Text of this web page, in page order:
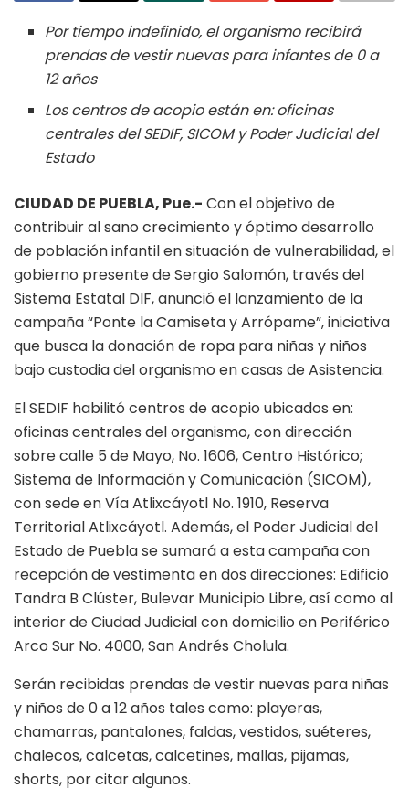
Por tiempo indefinido, el organismo recibirá
prendas de vestir nuevas para infantes de 0 a
12 años
Los centros de acopio están en: oficinas
centrales del SEDIF, SICOM y Poder Judicial del
Estado
CIUDAD DE PUEBLA, Pue.- Con el objetivo de
contribuir al sano crecimiento y óptimo desarrollo
de población infantil en situación de vulnerabilidad, el
gobierno presente de Sergio Salomón, través del
Sistema Estatal DIF, anunció el lanzamiento de la
campaña “Ponte la Camiseta y Arrópame”, iniciativa
que busca la donación de ropa para niñas y niños
bajo custodia del organismo en casas de Asistencia.
El SEDIF habilitó centros de acopio ubicados en:
oficinas centrales del organismo, con dirección
sobre calle 5 de Mayo, No. 1606, Centro Histórico;
Sistema de Información y Comunicación (SICOM),
con sede en Vía Atlixcáyotl No. 1910, Reserva
Territorial Atlixcáyotl. Además, el Poder Judicial del
Estado de Puebla se sumará a esta campaña con
recepción de vestimenta en dos direcciones: Edificio
Tandra B Clúster, Bulevar Municipio Libre, así como al
interior de Ciudad Judicial con domicilio en Periférico
Arco Sur No. 4000, San Andrés Cholula.
Serán recibidas prendas de vestir nuevas para niñas
y niños de 0 a 12 años tales como: playeras,
chamarras, pantalones, faldas, vestidos, suéteres,
chalecos, calcetas, calcetines, mallas, pijamas,
shorts, por citar algunos.